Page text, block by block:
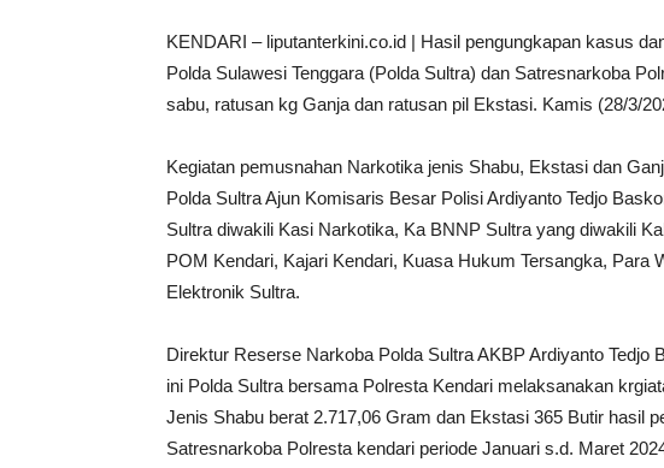
KENDARI – liputanterkini.co.id | Hasil pengungkapan kasus
Polda Sulawesi Tenggara (Polda Sultra) dan Satresnarkoba
sabu, ratusan kg Ganja dan ratusan pil Ekstasi. Kamis (28/3/
Kegiatan pemusnahan Narkotika jenis Shabu, Ekstasi dan
Polda Sultra Ajun Komisaris Besar Polisi Ardiyanto Tedjo
Sultra diwakili Kasi Narkotika, Ka BNNP Sultra yang diwakili
POM Kendari, Kajari Kendari, Kuasa Hukum Tersangka, Para
Elektronik Sultra.
Direktur Reserse Narkoba Polda Sultra AKBP Ardiyanto
ini Polda Sultra bersama Polresta Kendari melaksanakan
Jenis Shabu berat 2.717,06 Gram dan Ekstasi 365 Butir hasil
Satresnarkoba Polresta kendari periode Januari s.d. Maret